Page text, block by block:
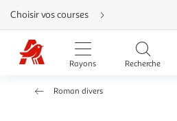
Aller
directement
au
contenu
Aller
directement
Aller
Choisir vos courses
Rayons Recherche
Roman divers